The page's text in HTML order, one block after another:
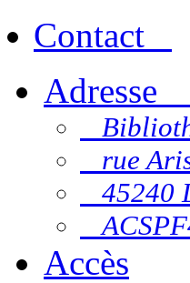
Contact
rue
45240
Accès